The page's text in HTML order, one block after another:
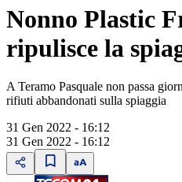
Nonno Plastic
ripulisce la
A Teramo Pasquale non passa
rifiuti abbandonati sulla spiaggia
31 Gen 2022 - 16:12
31 Gen 2022 - 16:12